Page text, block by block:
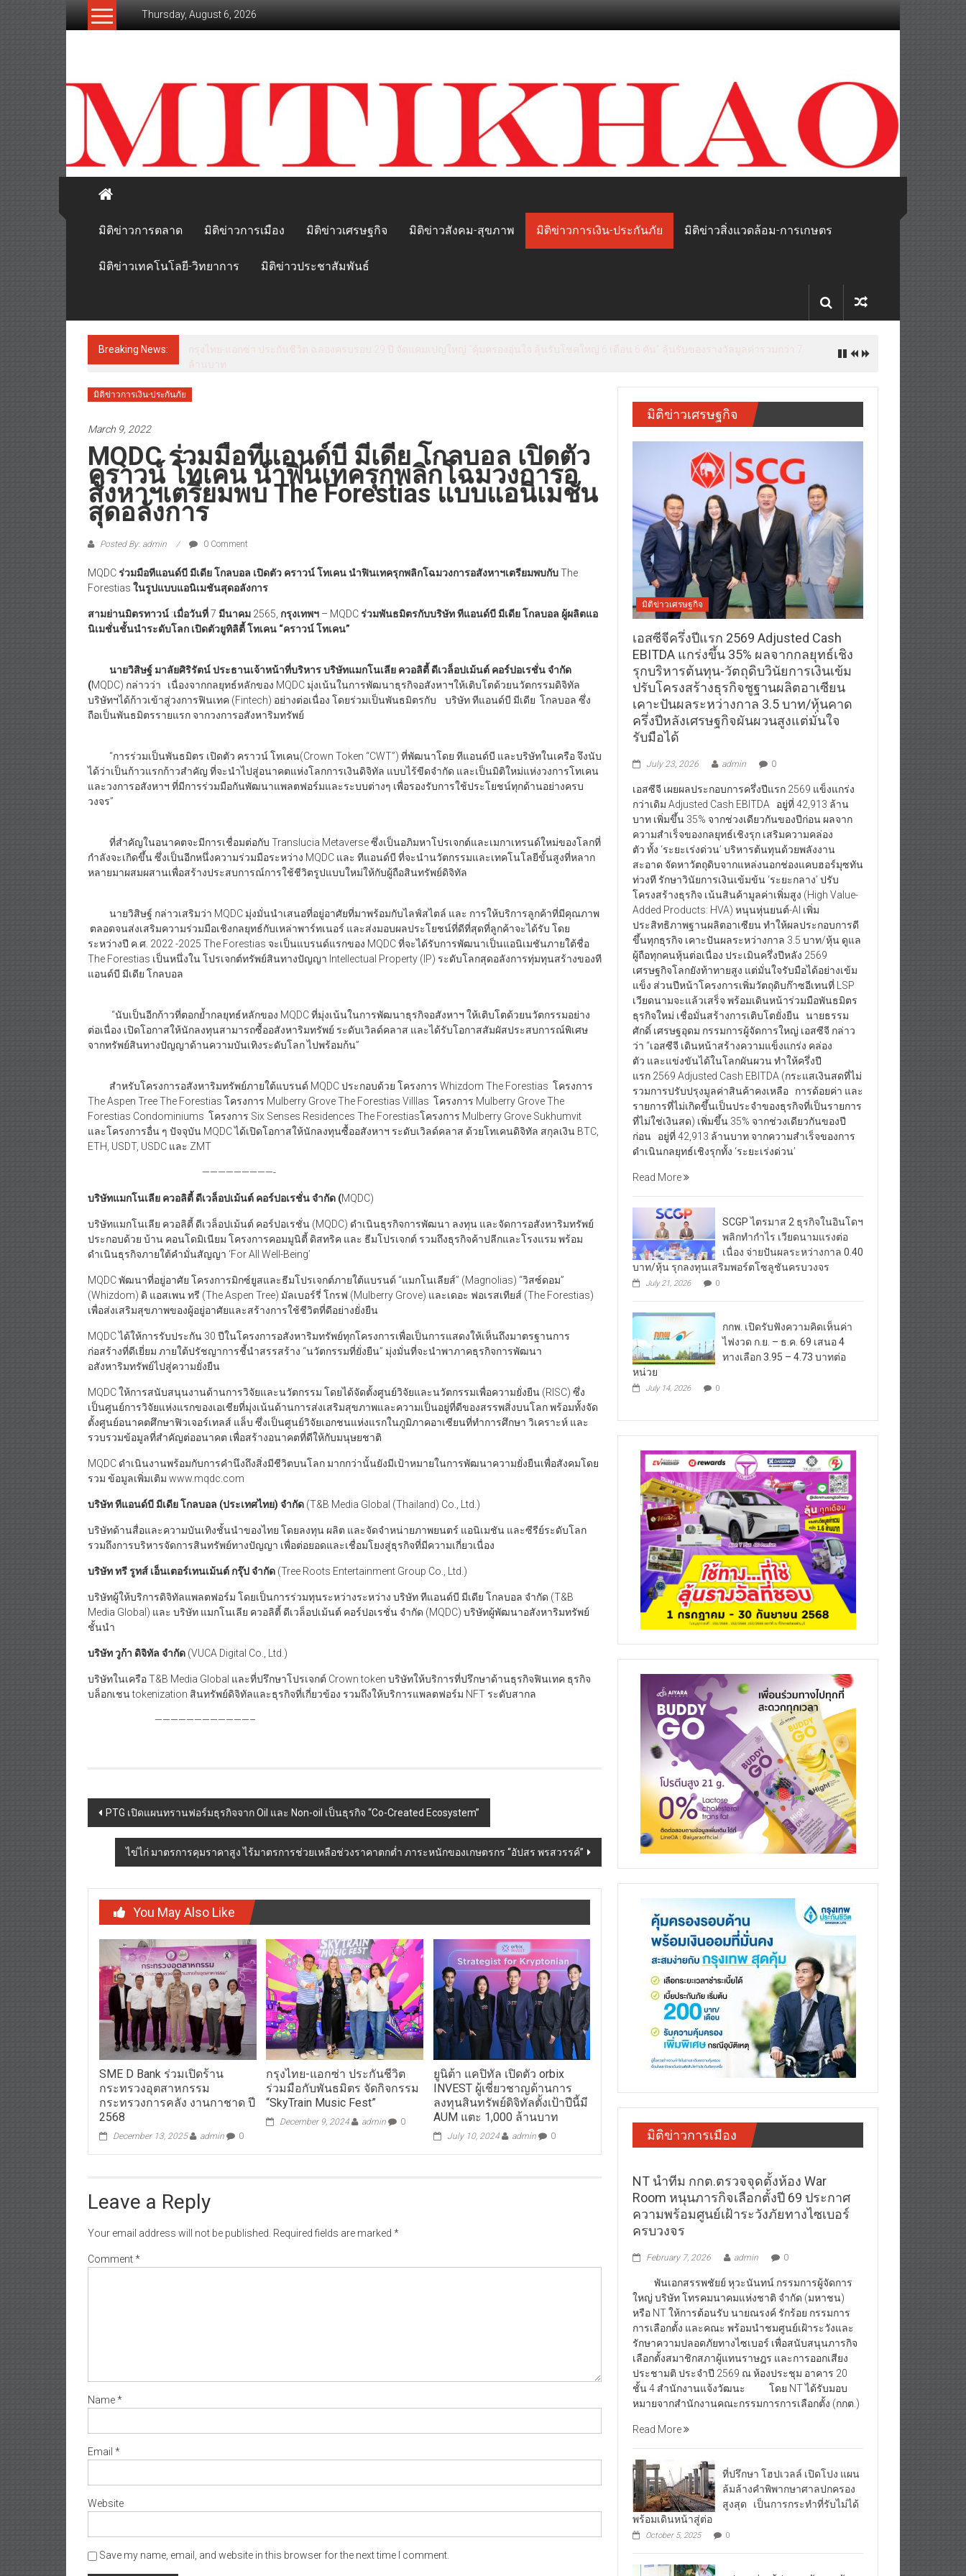
Thursday, August 6, 2026
สะท้อน
ลึก
ทุก
เหลี่ยม
มุม
เศรษฐกิจ-
การเมือง-
สังคม
มิติข่าวการตลาด
มิติข่าวการเมือง มิติข่าวเศรษฐกิจ มิติข่าวสังคม-สุขภาพ มิติข่าวการเงิน-ประกันภัย มิติข่าวสิ่งแวดล้อม-การเกษตร
มิติข่าวเทคโนโลยี-วิทยาการ มิติข่าวประชาสัมพันธ์
Breaking News:
กรุงไทย-แอกซ่า ประกันชีวิต ฉลองครบรอบ 29 ปี จัดแคมเปญใหญ่ “คุ้มครองอุ่นใจ ลุ้นรับโชคใหญ่ 6 เดือน 6 คัน” ลุ้นรับของรางวัลมูลค่ารวมกว่า 7
ล้านบาท
มิติข่าวการเงิน-ประกันภัย
March 9, 2022
MQDC ร่วมมือทีแอนด์บี มีเดีย โกลบอล เปิดตัว
คราวน์ โทเคน นำฟินเทครุกพลิกโฉมวงการอ
สังหาฯเตรียมพบ The Forestias แบบแอนิเมชัน
สุดอลังการ
Posted By: admin 0 Comment
MQDCร่วมมือทีแอนด์บี มีเดียโกลบอล เปิดตัว คราวน์ โทเคน นำฟินเทครุกพลิกโฉมวงการอสังหาฯเตรียมพบกับThe
Forestias ในรูปแบบแอนิเมชันสุดอลังการ
สามย่านมิตรทาวน์ :เมื่อวันที่7 มีนาคม 2565, กรุงเทพฯ – MQDCร่วมพันธมิตรกับบริษัท ทีแอนด์บี มีเดีย โกลบอล ผู้ผลิตแอ
นิเมชั่นชั้นนำระดับโลก เปิดตัวยูทิลิตี้ โทเคน “คราวน์ โทเคน”
นายวิสิษฐ์ มาลัยศิริรัตน์ ประธานเจ้าหน้าที่บริหาร บริษัทแมกโนเลีย ควอลิตี้ ดีเวล็อปเม้นต์ คอร์ปอเรชั่น จำกัด
(MQDC) กล่าวว่า เนื่องจากกลยุทธ์หลักของ MQDC มุ่งเน้นในการพัฒนาธุรกิจอสังหาฯให้เติบโตด้วยนวัตกรรมดิจิทัล
บริษัทฯได้ก้าวเข้าสู่วงการฟินเทค (Fintech) อย่างต่อเนื่อง โดยร่วมเป็นพันธมิตรกับ บริษัท ทีแอนด์บี มีเดีย โกลบอล ซึ่ง
ถือเป็นพันธมิตรรายแรก จากวงการอสังหาริมทรัพย์
“การร่วมเป็นพันธมิตร เปิดตัว คราวน์ โทเคน(Crown Token “CWT”) ที่พัฒนาโดย ทีแอนด์บี และบริษัทในเครือ จึงนับ
ได้ว่าเป็นก้าวแรกก้าวสำคัญ ที่จะนำไปสู่อนาคตแห่งโลกการเงินดิจิทัล แบบไร้ขีดจำกัด และเป็นมิติใหม่แห่งวงการโทเคน
และวงการอสังหาฯ ที่มีการร่วมมือกันพัฒนาแพลตฟอร์มและระบบต่างๆ เพื่อรองรับการใช้ประโยชน์ทุกด้านอย่างครบ
วงจร”
ที่สำคัญในอนาคตจะมีการเชื่อมต่อกับ Translucia Metaverse ซึ่งเป็นอภิมหาโปรเจกต์และเมกาเทรนด์ใหม่ของโลกที่
กำลังจะเกิดขึ้น ซึ่งเป็นอีกหนึ่งความร่วมมือระหว่าง MQDC และ ทีแอนด์บี ที่จะนำนวัตกรรมและเทคโนโลยีขั้นสูงที่หลาก
หลายมาผสมผสานเพื่อสร้างประสบการณ์การใช้ชีวิตรูปแบบใหม่ให้กับผู้ถือสินทรัพย์ดิจิทัล
นายวิสิษฐ์ กล่าวเสริมว่า MQDC มุ่งมั่นนำเสนอที่อยู่อาศัยที่มาพร้อมกับไลฟ์สไตล์ และ การให้บริการลูกค้าที่มีคุณภาพ
ตลอดจนส่งเสริมความร่วมมือเชิงกลยุทธ์กับเหล่าพาร์ทเนอร์ และส่งมอบผลประโยชน์ที่ดีที่สุดที่ลูกค้าจะได้รับ โดย
ระหว่างปี ค.ศ. 2022 -2025 The Forestias จะเป็นแบรนด์แรกของ MQDC ที่จะได้รับการพัฒนาเป็นแอนิเมชันภายใต้ชื่อ
The Forestias เป็นหนึ่งใน โปรเจกต์ทรัพย์สินทางปัญญา Intellectual Property (IP) ระดับโลกสุดอลังการทุ่มทุนสร้างของที
แอนด์บี มีเดีย โกลบอล
“นับเป็นอีกก้าวที่ตอกย้ำกลยุทธ์หลักของ MQDC ที่มุ่งเน้นในการพัฒนาธุรกิจอสังหาฯ ให้เติบโตด้วยนวัตกรรมอย่าง
ต่อเนื่อง เปิดโอกาสให้นักลงทุนสามารถซื้ออสังหาริมทรัพย์ ระดับเวิลด์คลาส และได้รับโอกาสสัมผัสประสบการณ์พิเศษ
จากทรัพย์สินทางปัญญาด้านความบันเทิงระดับโลก ไปพร้อมก้น”
สำหรับโครงการอสังหาริมทรัพย์ภายใต้แบรนด์ MQDC ประกอบด้วย โครงการ Whizdom The Forestias โครงการ
The Aspen Tree The Forestias โครงการ Mulberry Grove The Forestias Villlas โครงการ Mulberry Grove The
Forestias Condominiums โครงการ Six Senses Residences The Forestiasโครงการ Mulberry Grove Sukhumvit
และโครงการอื่น ๆ ปัจจุบัน MQDC ได้เปิดโอกาสให้นักลงทุนซื้ออสังหาฯ ระดับเวิลด์คลาส ด้วยโทเคนดิจิทัล สกุลเงิน BTC,
ETH, USDT, USDC และ ZMT
—————————-
บริษัทแมกโนเลีย ควอลิตี้ ดีเวล็อปเม้นต์ คอร์ปอเรชั่น จำกัด (MQDC)
บริษัทแมกโนเลีย ควอลิตี้ ดีเวล็อปเม้นต์ คอร์ปอเรชั่น (MQDC) ดำเนินธุรกิจการพัฒนา ลงทุน และจัดการอสังหาริมทรัพย์
ประกอบด้วย บ้าน คอนโดมิเนียม โครงการคอมมูนิตี้ ดิสทริค และ ธีมโปรเจกต์ รวมถึงธุรกิจค้าปลีกและโรงแรม พร้อม
ดำเนินธุรกิจภายใต้คำมั่นสัญญา ‘For All Well-Being’
MQDC พัฒนาที่อยู่อาศัย โครงการมิกซ์ยูสและธีมโปรเจกต์ภายใต้แบรนด์ “แมกโนเลียส์” (Magnolias) “วิสซ์ดอม”
(Whizdom) ดิ แอสเพน ทรี (The Aspen Tree) มัลเบอร์รี่ โกรฟ (Mulberry Grove) และเดอะ ฟอเรสเทียส์ (The Forestias)
เพื่อส่งเสริมสุขภาพของผู้อยู่อาศัยและสร้างการใช้ชีวิตที่ดีอย่างยั่งยืน
MQDC ได้ให้การรับประกัน 30 ปีในโครงการอสังหาริมทรัพย์ทุกโครงการเพื่อเป็นการแสดงให้เห็นถึงมาตรฐานการ
ก่อสร้างที่ดีเยี่ยม ภายใต้ปรัชญาการชี้นำสรรสร้าง “นวัตกรรมที่ยั่งยืน” มุ่งมั่นที่จะนำพาภาคธุรกิจการพัฒนา
อสังหาริมทรัพย์ไปสู่ความยั่งยืน
MQDC ให้การสนับสนุนงานด้านการวิจัยและนวัตกรรม โดยได้จัดตั้งศูนย์วิจัยและนวัตกรรมเพื่อความยั่งยืน (RISC) ซึ่ง
เป็นศูนย์การวิจัยแห่งแรกของเอเชียที่มุ่งเน้นด้านการส่งเสริมสุขภาพและความเป็นอยู่ที่ดีของสรรพสิ่งบนโลก พร้อมทั้งจัด
ตั้งศูนย์อนาคตศึกษาฟิวเจอร์เทลส์ แล็บ ซึ่งเป็นศูนย์วิจัยเอกชนแห่งแรกในภูมิภาคอาเซียนที่ทำการศึกษา วิเคราะห์ และ
รวบรวมข้อมูลที่สำคัญต่ออนาคต เพื่อสร้างอนาคตที่ดีให้กับมนุษยชาติ
MQDC ดำเนินงานพร้อมกับการคำนึงถึงสิ่งมีชีวิตบนโลก มากกว่านั้นยังมีเป้าหมายในการพัฒนาความยั่งยืนเพื่อสังคมโดย
รวม ข้อมูลเพิ่มเติม www.mqdc.com
บริษัท ทีแอนด์บี มีเดีย โกลบอล (ประเทศไทย) จำกัด (T&B Media Global (Thailand) Co., Ltd.)
บริษัทด้านสื่อและความบันเทิงชั้นนำของไทย โดยลงทุน ผลิต และจัดจำหน่ายภาพยนตร์ แอนิเมชัน และซีรีย์ระดับโลก
รวมถึงการบริหารจัดการสินทรัพย์ทางปัญญา เพื่อต่อยอดและเชื่อมโยงสู่ธุรกิจที่มีความเกี่ยวเนื่อง
บริษัท ทรี รูทส์ เอ็นเตอร์เทนเม้นต์ กรุ๊ป จำกัด (Tree Roots Entertainment Group Co., Ltd.)
บริษัทผู้ให้บริการดิจิทัลแพลตฟอร์ม โดยเป็นการร่วมทุนระหว่างระหว่าง บริษัท ทีแอนด์บี มีเดีย โกลบอล จำกัด (T&B
Media Global) และ บริษัท แมกโนเลีย ควอลิตี้ ดีเวล็อปเม้นต์ คอร์ปอเรชั่น จำกัด (MQDC) บริษัทผู้พัฒนาอสังหาริมทรัพย์
ชั้นนำ
บริษัท วูก้า ดิจิทัล จำกัด (VUCA Digital Co., Ltd.)
บริษัทในเครือ T&B Media Global และที่ปรึกษาโปรเจกต์ Crown token บริษัทให้บริการที่ปรึกษาด้านธุรกิจฟินเทค ธุรกิจ
บล็อกเชน tokenization สินทรัพย์ดิจิทัลและธุรกิจที่เกี่ยวข้อง รวมถึงให้บริการแพลตฟอร์ม NFT ระดับสากล
————————————–
Post
navigation
PTG เปิดแผนทรานฟอร์มธุรกิจจาก Oil และ Non-oil เป็นธุรกิจ “Co-Created Ecosystem”
ไข่ไก่ มาตรการคุมราคาสูง ไร้มาตรการช่วยเหลือช่วงราคาตกต่ำ ภาระหนักของเกษตรกร “อัปสร พรสวรรค์”
You May Also Like
SME D Bank ร่วมเปิดร้าน
กระทรวงอุตสาหกรรม
กระทรวงการคลัง งานกาชาด ปี
2568
December 13, 2025 admin 0
กรุงไทย-แอกซ่า ประกันชีวิต
ร่วมมือกับพันธมิตร จัดกิจกรรม
“SkyTrain Music Fest”
December 9, 2024 admin 0
ยูนิต้า แคปิทัล เปิดตัว orbix
INVEST ผู้เชี่ยวชาญด้านการ
ลงทุนสินทรัพย์ดิจิทัลตั้งเป้าปีนี้มี
AUM แตะ 1,000 ล้านบาท
July 10, 2024 admin 0
Leave a Reply
Your email address will not be published. Required fields are marked *
Comment*
Name*
Email *
Website
Save my name, email, and website in this browser for the next time I comment.
มิติข่าวเศรษฐกิจ
มิติข่าวเศรษฐกิจ
เอสซีจีครึ่งปีแรก 2569 Adjusted Cash
EBITDA แกร่งขึ้น 35% ผลจากกลยุทธ์เชิง
รุกบริหารต้นทุน-วัตถุดิบวินัยการเงินเข้ม
ปรับโครงสร้างธุรกิจชูฐานผลิตอาเซียน
เคาะปันผลระหว่างกาล 3.5 บาท/หุ้นคาด
ครึ่งปีหลังเศรษฐกิจผันผวนสูงแต่มั่นใจ
รับมือได้
July 23, 2026 admin 0
เอสซีจี เผยผลประกอบการครึ่งปีแรก 2569 แข็งแกร่ง
กว่าเดิม Adjusted Cash EBITDA อยู่ที่ 42,913 ล้าน
บาท เพิ่มขึ้น 35% จากช่วงเดียวกันของปีก่อน ผลจาก
ความสำเร็จของกลยุทธ์เชิงรุก เสริมความคล่อง
ตัว ทั้ง ‘ระยะเร่งด่วน’ บริหารต้นทุนด้วยพลังงาน
สะอาด จัดหาวัตถุดิบจากแหล่งนอกช่องแคบฮอร์มุซทัน
ท่วงที รักษาวินัยการเงินเข้มข้น ‘ระยะกลาง’ ปรับ
โครงสร้างธุรกิจ เน้นสินค้ามูลค่าเพิ่มสูง (High Value-
Added Products: HVA) หนุนหุ่นยนต์-AI เพิ่ม
ประสิทธิภาพฐานผลิตอาเซียน ทำให้ผลประกอบการดี
ขึ้นทุกธุรกิจ เคาะปันผลระหว่างกาล 3.5 บาท/หุ้น ดูแล
ผู้ถือทุกคนหุ้นต่อเนื่อง ประเมินครึ่งปีหลัง 2569
เศรษฐกิจโลกยังท้าทายสูง แต่มั่นใจรับมือได้อย่างเข้ม
แข็ง ส่วนปีหน้าโครงการเพิ่มวัตถุดิบก๊าซอีเทนที่ LSP
เวียดนามจะแล้วเสร็จ พร้อมเดินหน้าร่วมมือพันธมิตร
ธุรกิจใหม่ เชื่อมั่นสร้างการเติบโตยั่งยืน นายธรรม
ศักดิ์ เศรษฐอุดม กรรมการผู้จัดการใหญ่ เอสซีจี กล่าว
ว่า “เอสซีจี เดินหน้าสร้างความแข็งแกร่ง คล่อง
ตัว และแข่งขันได้ในโลกผันผวน ทำให้ครึ่งปี
แรก 2569 Adjusted Cash EBITDA (กระแสเงินสดที่ไม่
รวมการปรับปรุงมูลค่าสินค้าคงเหลือ การด้อยค่า และ
รายการที่ไม่เกิดขึ้นเป็นประจำของธุรกิจที่เป็นรายการ
ที่ไม่ใช่เงินสด) เพิ่มขึ้น 35% จากช่วงเดียวกันของปี
ก่อน อยู่ที่ 42,913 ล้านบาท จากความสำเร็จของการ
ดำเนินกลยุทธ์เชิงรุกทั้ง ‘ระยะเร่งด่วน’
Read More
SCGP ไตรมาส 2 ธุรกิจในอินโดฯ
พลิกทำกำไร เวียดนามแรงต่อ
เนื่อง จ่ายปันผลระหว่างกาล 0.40
บาท/หุ้น รุกลงทุนเสริมพอร์ตโซลูชันครบวงจร
July 21, 2026 0
กกพ. เปิดรับฟังความคิดเห็นค่า
ไฟงวด ก.ย. – ธ.ค. 69 เสนอ 4
ทางเลือก 3.95 – 4.73 บาทต่อ
หน่วย
July 14, 2026 0
มิติข่าวการเมือง
NT นำทีม กกต.ตรวจจุดตั้งห้อง War
Room หนุนภารกิจเลือกตั้งปี 69 ประกาศ
ความพร้อมศูนย์เฝ้าระวังภัยทางไซเบอร์
ครบวงจร
February 7, 2026 admin 0
พันเอกสรรพชัยย์ หุวะนันทน์ กรรมการผู้จัดการ
ใหญ่ บริษัท โทรคมนาคมแห่งชาติ จำกัด (มหาชน)
หรือ NT ให้การต้อนรับ นายณรงค์ รักร้อย กรรมการ
การเลือกตั้ง และคณะ พร้อมนำชมศูนย์เฝ้าระวังและ
รักษาความปลอดภัยทางไซเบอร์ เพื่อสนับสนุนภารกิจ
เลือกตั้งสมาชิกสภาผู้แทนราษฎร และการออกเสียง
ประชามติ ประจำปี 2569 ณ ห้องประชุม อาคาร 20
ชั้น 4 สำนักงานแจ้งวัฒนะ โดย NT ได้รับมอบ
หมายจากสำนักงานคณะกรรมการการเลือกตั้ง (กกต.)
Read More
ที่ปรึกษา โฮปเวลล์ เปิดโปง แผน
ล้มล้างคำพิพากษาศาลปกครอง
สูงสุด เป็นการกระทำที่รับไม่ได้
พร้อมเดินหน้าสู่ต่อ
October 5, 2025 0